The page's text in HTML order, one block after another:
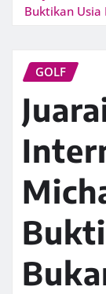
Buktikan Usia
GOLF